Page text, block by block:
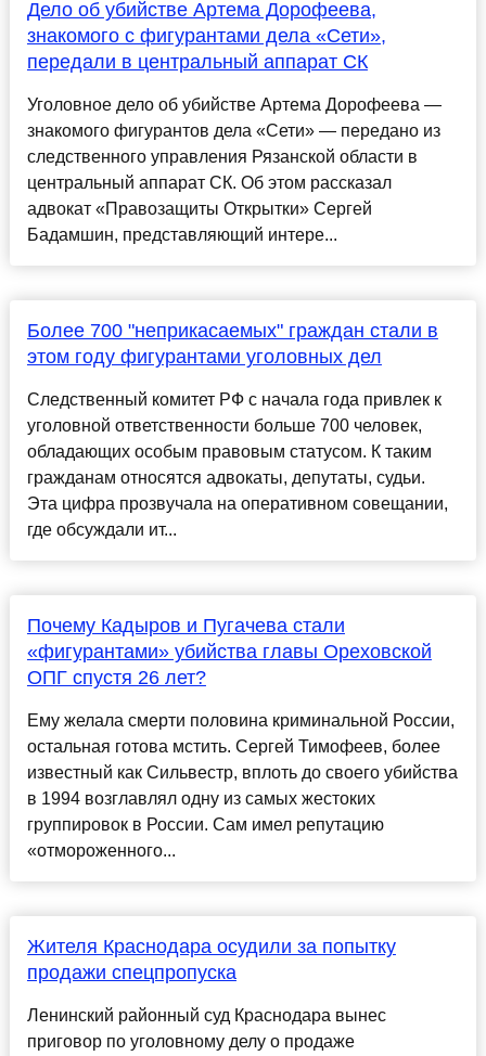
Дело об убийстве Артема Дорофеева,
знакомого с фигурантами дела «Сети»,
передали в центральный аппарат СК
Уголовное дело об убийстве Артема Дорофеева —
знакомого фигурантов дела «Сети» — передано из
следственного управления Рязанской области в
центральный аппарат СК. Об этом рассказал
адвокат «Правозащиты Открытки» Сергей
Бадамшин, представляющий интере...
Более 700 "неприкасаемых" граждан стали в
этом году фигурантами уголовных дел
Следственный комитет РФ с начала года привлек к
уголовной ответственности больше 700 человек,
обладающих особым правовым статусом. К таким
гражданам относятся адвокаты, депутаты, судьи.
Эта цифра прозвучала на оперативном совещании,
где обсуждали ит...
Почему Кадыров и Пугачева стали
«фигурантами» убийства главы Ореховской
ОПГ спустя 26 лет?
Ему желала смерти половина криминальной России,
остальная готова мстить. Сергей Тимофеев, более
известный как Сильвестр, вплоть до своего убийства
в 1994 возглавлял одну из самых жестоких
группировок в России. Сам имел репутацию
«отмороженного...
Жителя Краснодара осудили за попытку
продажи спецпропуска
Ленинский районный суд Краснодара вынес
приговор по уголовному делу о продаже